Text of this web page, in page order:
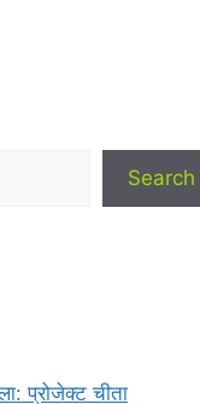
Search
प्रोजेक्ट चीता